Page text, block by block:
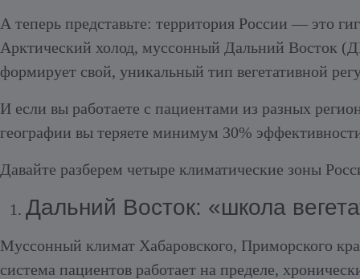
А теперь представьте: территория России — это
Арктический холод, муссонный Дальний Восток
формирует свой, уникальный тип вегетативной
И если вы работаете с пациентами из разных
географии вы теряете минимум 30%
Давайте разберем четыре климатические зоны
Дальний Восток: «школа
Муссонный климат Хабаровского, Приморского
система пациентов работает на пределе,